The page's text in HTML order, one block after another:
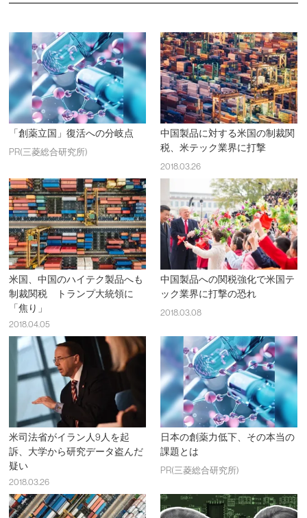
「創薬立国」復活への分岐点
PR(三菱総合研究所)
中国製品に対する米国の制裁関
税、米テック業界に打撃
2018.03.26
米国、中国のハイテク製品へも
制裁関税 トランプ大統領に
「焦り」
2018.04.05
中国製品への関税強化で米国テ
ック業界に打撃の恐れ
2018.03.08
米司法省がイラン人9人を起
訴、大学から研究データ盗んだ
疑い
2018.03.26
日本の創薬力低下、その本当の
課題とは
PR(三菱総合研究所)